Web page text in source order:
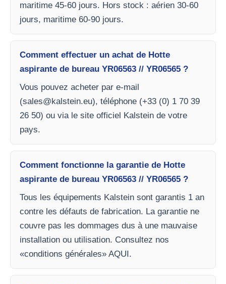
maritime 45-60 jours. Hors stock : aérien 30-60
jours, maritime 60-90 jours.
Comment effectuer un achat de Hotte
aspirante de bureau YR06563 // YR06565 ?
Vous pouvez acheter par e-mail
(sales@kalstein.eu), téléphone (+33 (0) 1 70 39
26 50) ou via le site officiel Kalstein de votre
pays.
Comment fonctionne la garantie de Hotte
aspirante de bureau YR06563 // YR06565 ?
Tous les équipements Kalstein sont garantis 1 an
contre les défauts de fabrication. La garantie ne
couvre pas les dommages dus à une mauvaise
installation ou utilisation. Consultez nos
«conditions générales» AQUI.